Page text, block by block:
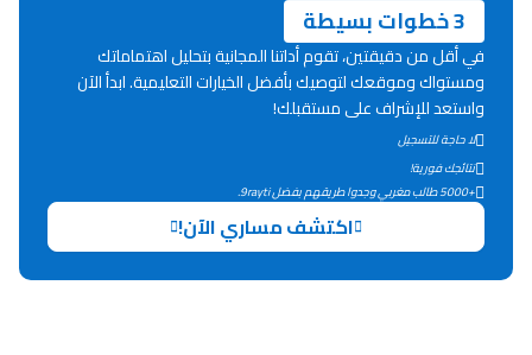
Lycée Maroc
Collège au Maroc
3 خطوات بسيطة
في أقل من دقيقتين، تقوم أداتنا المجانية بتحليل اهتماماتك
ومستواك وموقعك لتوصيك بأفضل الخيارات التعليمية. ابدأ الآن
واستعد للإشراف على مستقبلك!
لا حاجة للتسجيل
نتائجك فورية!
+5000 طالب مغربي وجدوا طريقهم بفضل 9rayti.
اكتشف مساري الآن!